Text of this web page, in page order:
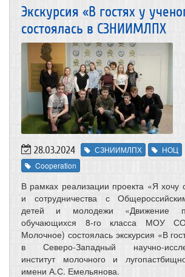
Экскурсия «В гостях у
состоялась в СЗНИИМЛПХ
28.03.2024 СЗНИИМЛПХ
НОЦ
Cooperation
В рамках реализации проекта «Я хочу
и сотрудничества с
детей и молодежи «Движение
обучающихся 8-го класса
Молочное) состоялась экскурсия «В
в Северо-Западный научно-
институт молочного и
имени А.С. Емельянова.